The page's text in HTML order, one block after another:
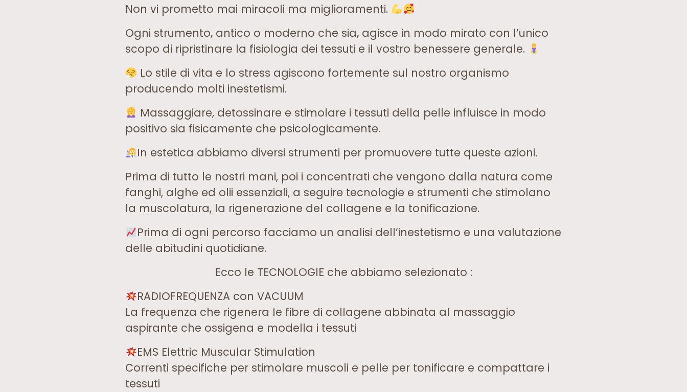
Non vi prometto mai miracoli ma miglioramenti.
Ogni strumento, antico o moderno che sia, agisce in modo mirato con l’unico
scopo di ripristinare la fisiologia dei tessuti e il vostro benessere generale.
Lo stile di vita e lo stress agiscono fortemente sul nostro organismo
producendo molti inestetismi.
Massaggiare, detossinare e stimolare i tessuti della pelle influisce in modo
positivo sia fisicamente che psicologicamente.
In estetica abbiamo diversi strumenti per promuovere tutte queste azioni.
Prima di tutto le nostri mani, poi i concentrati che vengono dalla natura come
fanghi, alghe ed olii essenziali, a seguire tecnologie e strumenti che stimolano
la muscolatura, la rigenerazione del collagene e la tonificazione.
Prima di ogni percorso facciamo un analisi dell’inestetismo e una valutazione
delle abitudini quotidiane.
Ecco le TECNOLOGIE che abbiamo selezionato :
RADIOFREQUENZA con VACUUM
La frequenza che rigenera le fibre di collagene abbinata al massaggio
aspirante che ossigena e modella i tessuti
EMS Elettric Muscular Stimulation
Correnti specifiche per stimolare muscoli e pelle per tonificare e compattare i
tessuti